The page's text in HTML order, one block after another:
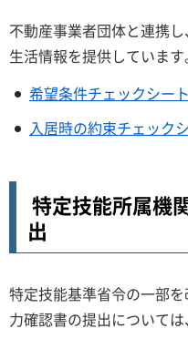
不動産事業者団体と連携
生活情報を提供しています
希望条件チェックシー
入居時の約束チェック
特定技能所属機
出
特定技能基準省令の一部
力確認書の提出について